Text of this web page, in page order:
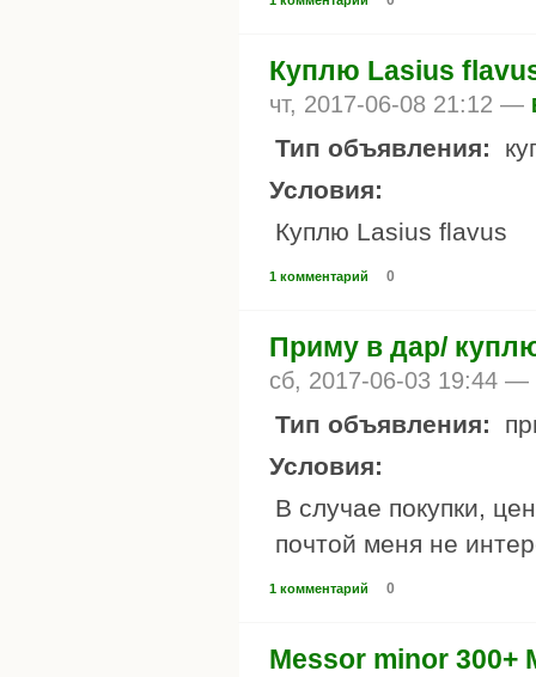
Куплю Lasius
чт, 2017-06-08 21:12 —
Тип объявления:
Условия:
Куплю Lasius flavus
1 комментарий 0
Приму в дар/
сб, 2017-06-03 19:44 —
Тип объявления:
Условия:
В случае покупки,
почтой меня не
1 комментарий 0
Messor minor 300+